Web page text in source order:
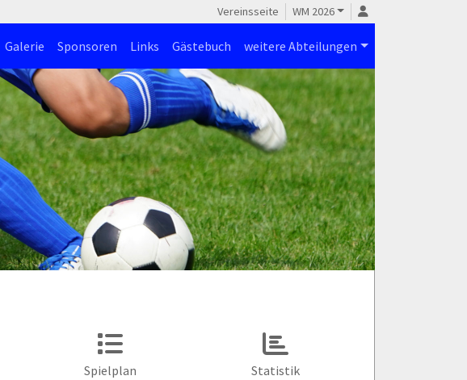
Vereinsseite WM 2026
Galerie Sponsoren Links Gästebuch weitere Abteilungen
Spielplan Statistik